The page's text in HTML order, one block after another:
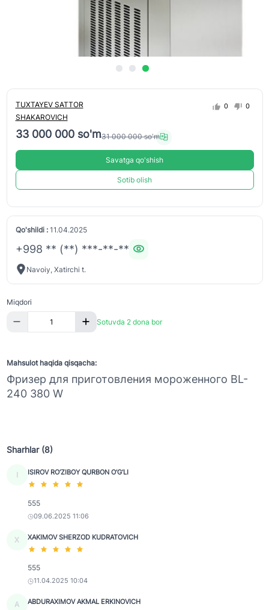
TUXTAYEV SATTOR
SHAKAROVICH
0 0
33 000 000 so'm31 000 000 so'm
Savatga qo'shish
Sotib olish
Qo'shildi :11.04.2025
+998 ** (**) ***-**-**
Navoiy, Xatirchi t.
Miqdori
Sotuvda 2 dona bor
Mahsulot haqida qisqacha:
Фризер для приготовления мороженного BL-
240 380 W
Sharhlar (8)
I ISIROV RO‘ZIBOY QURBON O‘G‘LI
555
09.06.2025 11:06
X XAKIMOV SHERZOD KUDRATOVICH
555
11.04.2025 10:04
A ABDURAXIMOV AKMAL ERKINOVICH